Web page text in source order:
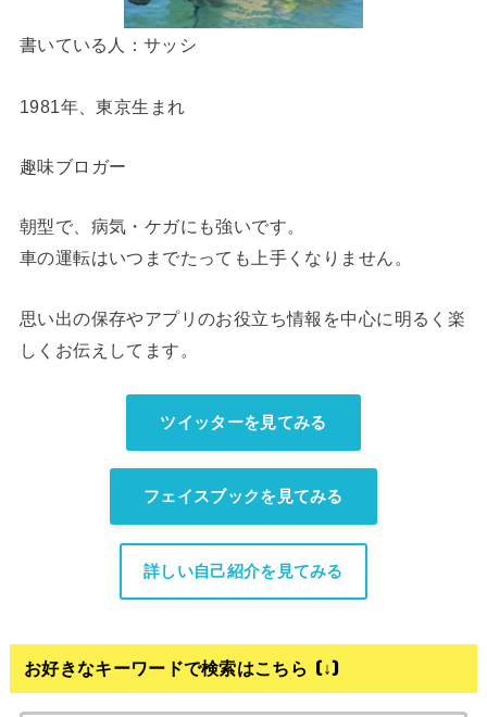
書いている人：サッシ
1981年、東京生まれ
趣味ブロガー
朝型で、病気・ケガにも強いです。
車の運転はいつまでたっても上手くなりません。
思い出の保存やアプリのお役立ち情報を中心に明るく楽
しくお伝えしてます。
ツイッターを見てみる
フェイスブックを見てみる
詳しい自己紹介を見てみる
お好きなキーワードで検索はこちら (↓)